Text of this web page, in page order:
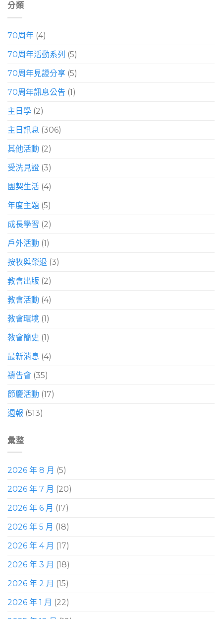
分類
70周年 (4)
70周年活動系列 (5)
70周年見證分享 (5)
70周年訊息公告 (1)
主日學 (2)
主日訊息 (306)
其他活動 (2)
受洗見證 (3)
團契生活 (4)
年度主題 (5)
成長學習 (2)
戶外活動 (1)
按牧與榮退 (3)
教會出版 (2)
教會活動 (4)
教會環境 (1)
教會簡史 (1)
最新消息 (4)
禱告會 (35)
節慶活動 (17)
週報 (513)
彙整
2026 年 8 月 (5)
2026 年 7 月 (20)
2026 年 6 月 (17)
2026 年 5 月 (18)
2026 年 4 月 (17)
2026 年 3 月 (18)
2026 年 2 月 (15)
2026 年 1 月 (22)